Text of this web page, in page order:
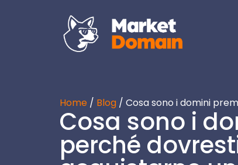
Home / Blog / Cosa sono i domini
Cosa sono i
perché